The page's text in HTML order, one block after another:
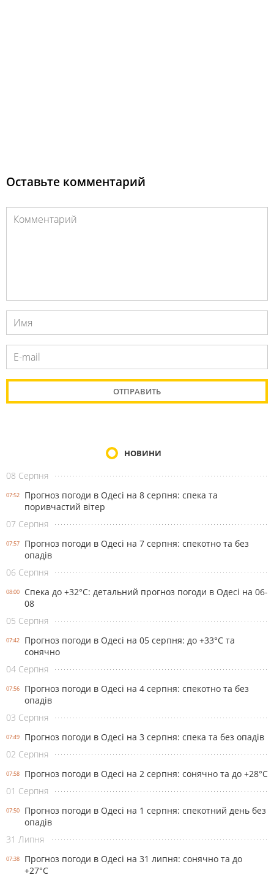
Оставьте комментарий
НОВИНИ
08 Серпня
07:52
Прогноз погоди в Одесі на 8 серпня: спека та
поривчастий вітер
07 Серпня
07:57
Прогноз погоди в Одесі на 7 серпня: спекотно та без
опадів
06 Серпня
08:00
Спека до +32°С: детальний прогноз погоди в Одесі на 06-
08
05 Серпня
07:42
Прогноз погоди в Одесі на 05 серпня: до +33°С та
сонячно
04 Серпня
07:56
Прогноз погоди в Одесі на 4 серпня: спекотно та без
опадів
03 Серпня
07:49
Прогноз погоди в Одесі на 3 серпня: спека та без опадів
02 Серпня
07:58
Прогноз погоди в Одесі на 2 серпня: сонячно та до +28°С
01 Серпня
07:50
Прогноз погоди в Одесі на 1 серпня: спекотний день без
опадів
31 Липня
07:38
Прогноз погоди в Одесі на 31 липня: сонячно та до
+27°С